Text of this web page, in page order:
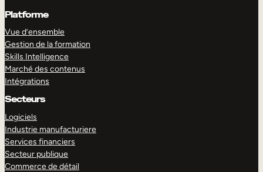
Platforme
Vue d’ensemble
Gestion de la formation
Skills Intelligence
Marché des contenus
Intégrations
Secteurs
Logiciels
Industrie manufacturiere
Services financiers
Secteur publique
Commerce de détail